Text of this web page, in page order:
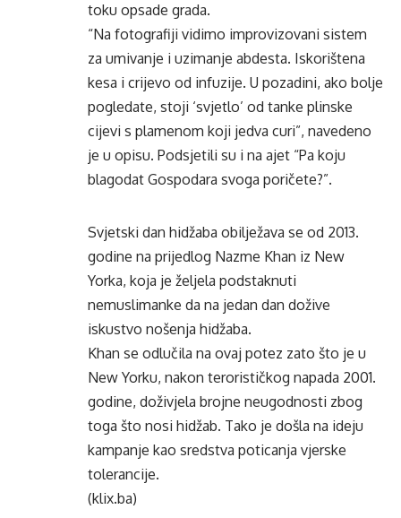
toku opsade grada.
“Na fotografiji vidimo improvizovani sistem
za umivanje i uzimanje abdesta. Iskorištena
kesa i crijevo od infuzije. U pozadini, ako bolje
pogledate, stoji ‘svjetlo’ od tanke plinske
cijevi s plamenom koji jedva curi”, navedeno
je u opisu. Podsjetili su i na ajet “Pa koju
blagodat Gospodara svoga poričete?”.
Svjetski dan hidžaba obilježava se od 2013.
godine na prijedlog Nazme Khan iz New
Yorka, koja je željela podstaknuti
nemuslimanke da na jedan dan dožive
iskustvo nošenja hidžaba.
Khan se odlučila na ovaj potez zato što je u
New Yorku, nakon terorističkog napada 2001.
godine, doživjela brojne neugodnosti zbog
toga što nosi hidžab. Tako je došla na ideju
kampanje kao sredstva poticanja vjerske
tolerancije.
(klix.ba)